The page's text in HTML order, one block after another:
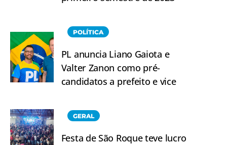
POLÍTICA
PL anuncia Liano Gaiota e
Valter Zanon como pré-
candidatos a prefeito e vice
GERAL
Festa de São Roque teve lucro